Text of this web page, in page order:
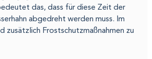
das, dass für diese Zeit der
abgedreht werden muss. Im
zusätzlich Frostschutzmaßnahmen zu